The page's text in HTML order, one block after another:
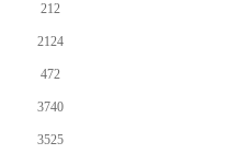
212
2124
472
3740
3525